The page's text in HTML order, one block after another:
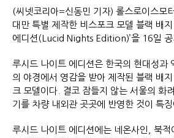
(씨넷코리아=신동민 기자) 롤스로이스모
대만 특별 제작한 비스포크 모델 블랙 배
에디션(Lucid Nights Edition)’을 16일 공
루시드 나이트 에디션은 한국의 현대성과
의 야경에서 영감을 받아 제작된 블랙 배
크 모델이다. 결코 잠들지 않는 서울의 화
기를 차량 내외관 곳곳에 반영한 것이 특징
루시드 나이트 에디션에는 네온사인, 북